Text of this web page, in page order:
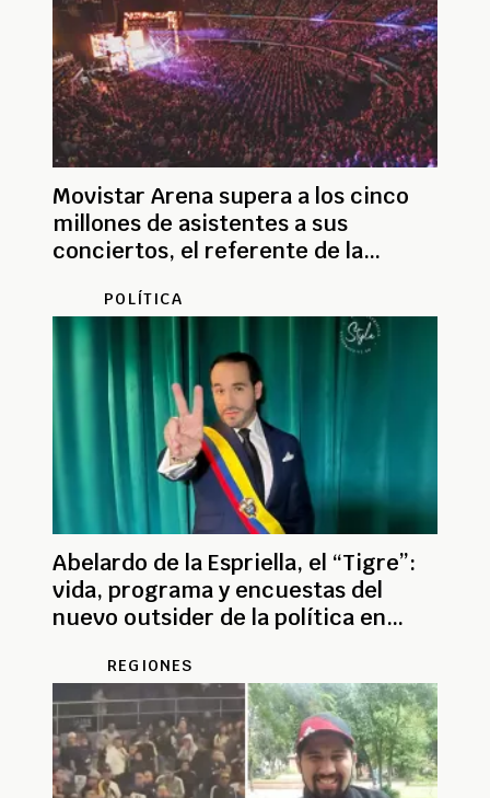
Movistar Arena supera a los cinco
millones de asistentes a sus
conciertos, el referente de la
POLÍTICA
Abelardo de la Espriella, el “Tigre”:
vida, programa y encuestas del
nuevo outsider de la política en
REGIONES